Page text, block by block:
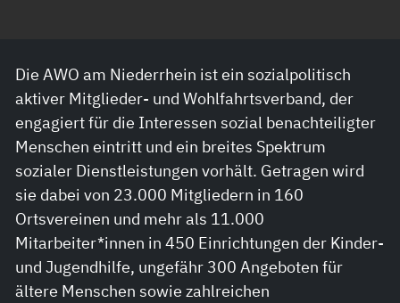
Die AWO am Niederrhein ist ein sozialpolitisch
aktiver Mitglieder- und Wohlfahrtsverband, der
engagiert für die Interessen sozial benachteiligter
Menschen eintritt und ein breites Spektrum
sozialer Dienstleistungen vorhält. Getragen wird
sie dabei von 23.000 Mitgliedern in 160
Ortsvereinen und mehr als 11.000
Mitarbeiter*innen in 450 Einrichtungen der Kinder-
und Jugendhilfe, ungefähr 300 Angeboten für
ältere Menschen sowie zahlreichen